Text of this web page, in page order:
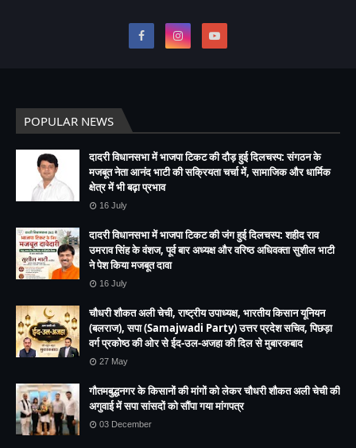
POPULAR NEWS
दादरी विधानसभा में भाजपा टिकट की दौड़ हुई दिलचस्प: संगठन के
मजबूत नेता आनंद भाटी की सक्रियता चर्चा में, सामाजिक और धार्मिक
क्षेत्र में भी बढ़ा प्रभाव
16 July
दादरी विधानसभा में भाजपा टिकट की जंग हुई दिलचस्प: शहीद राव
उमराव सिंह के वंशज, पूर्व बार अध्यक्ष और वरिष्ठ अधिवक्ता सुशील भाटी
ने पेश किया मजबूत दावा
16 July
चौधरी शौकत अली चेची, राष्ट्रीय उपाध्यक्ष, भारतीय किसान यूनियन
(बलराज), सपा (Samajwadi Party) उत्तर प्रदेश सचिव, पिछड़ा
वर्ग प्रकोष्ठ की ओर से ईद-उल-अजहा की दिल से मुबारकबाद
27 May
गौतमबुद्धनगर के किसानों की मांगों को लेकर चौधरी शौकत अली चेची की
अगुवाई में सपा सांसदों को सौंपा गया मांगपत्र
03 December